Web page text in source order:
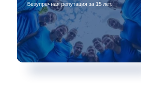
Безупречная репутация за 15 лет.